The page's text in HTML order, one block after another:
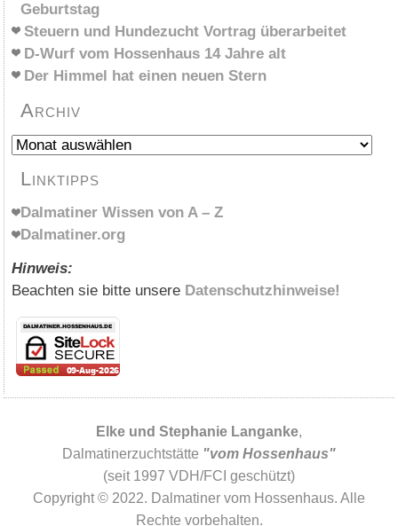
Geburtstag
Steuern und Hundezucht Vortrag überarbeitet
D-Wurf vom Hossenhaus 14 Jahre alt
Der Himmel hat einen neuen Stern
Archiv
Archiv
Linktipps
Dalmatiner Wissen von A – Z
Dalmatiner.org
Hinweis:
Beachten sie bitte unsere Datenschutzhinweise!
Elke und Stephanie Langanke,
Dalmatinerzuchtstätte "vom Hossenhaus"
(seit 1997 VDH/FCI geschützt)
Copyright © 2022. Dalmatiner vom Hossenhaus. Alle
Rechte vorbehalten.